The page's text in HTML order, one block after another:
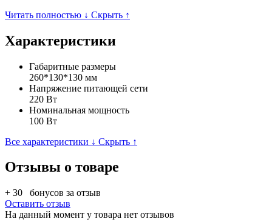
Читать полностью ↓ Скрыть ↑
Характеристики
Габаритные размеры
260*130*130 мм
Напряжение питающей сети
220 Вт
Номинальная мощность
100 Вт
Все характеристики ↓ Скрыть ↑
Отзывы о товаре
+ 30
бонусов за отзыв
Оставить отзыв
На данный момент у товара нет отзывов